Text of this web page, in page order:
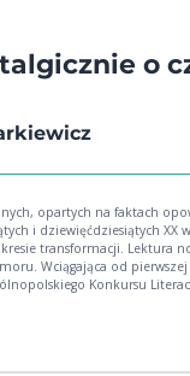
o
opartych na faktach
i dziewięćdziesiątych XX
transformacji. Lektura
od pierwszej strony. Książka ta
Konkursu